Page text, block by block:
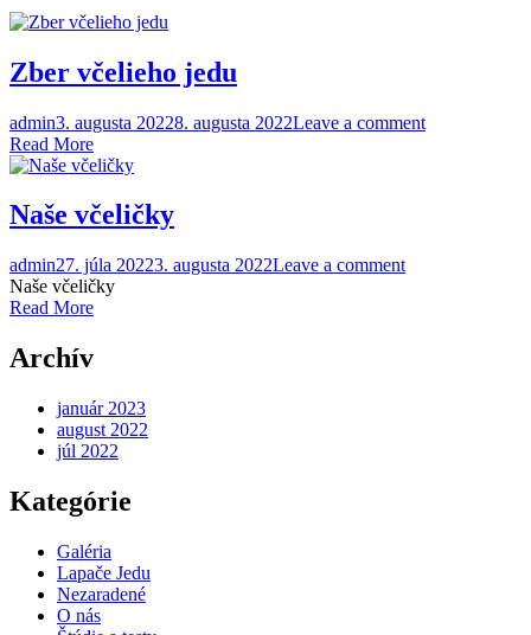
Zber včelieho jedu
admin3. augusta 20228. augusta 2022Leave a comment
Read More
Naše včeličky
admin27. júla 20223. augusta 2022Leave a comment
Naše včeličky
Read More
Archív
január 2023
august 2022
júl 2022
Kategórie
Galéria
Lapače Jedu
Nezaradené
O nás